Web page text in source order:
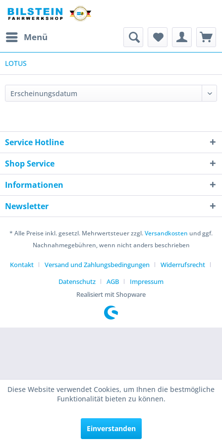
Menü
LOTUS
Service Hotline
Shop Service
Informationen
Newsletter
* Alle Preise inkl. gesetzl. Mehrwertsteuer zzgl.Versandkosten und ggf.
Nachnahmegebühren, wenn nicht anders beschrieben
Kontakt Versand und Zahlungsbedingungen
Widerrufsrecht
Datenschutz
AGB
Impressum
Realisiert mit Shopware
Diese Website verwendet Cookies, um Ihnen die bestmögliche
Funktionalität bieten zu können.
Einverstanden